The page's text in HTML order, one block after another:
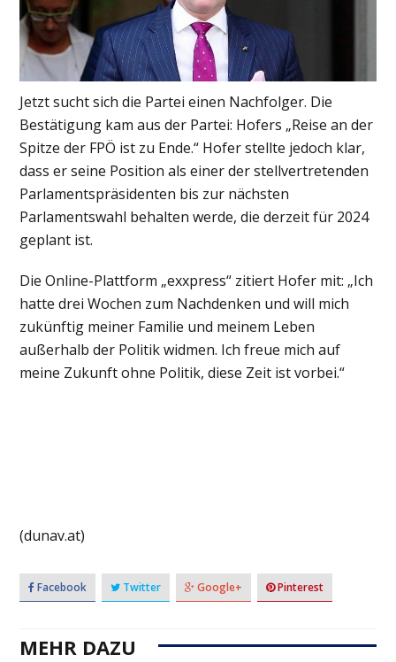
Jetzt sucht sich die Partei einen Nachfolger. Die
Bestätigung kam aus der Partei: Hofers „Reise an der
Spitze der FPÖ ist zu Ende.“ Hofer stellte jedoch klar,
dass er seine Position als einer der stellvertretenden
Parlamentspräsidenten bis zur nächsten
Parlamentswahl behalten werde, die derzeit für 2024
geplant ist.
Die Online-Plattform „exxpress“ zitiert Hofer mit: „Ich
hatte drei Wochen zum Nachdenken und will mich
zukünftig meiner Familie und meinem Leben
außerhalb der Politik widmen. Ich freue mich auf
meine Zukunft ohne Politik, diese Zeit ist vorbei.“
(dunav.at)
Facebook Twitter Google+ Pinterest
MEHR DAZU